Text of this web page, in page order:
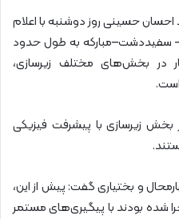
احسان حسینی روز دوشنبه با اعلام
سفیددشت–مبارکه به طول حدود
در بخش‌های مختلف زیرسازی،
حاضر ۲ پیمانکار بخش زیرسازی با پیشرفت فیزیکی
و بختیاری گفت: پیش از این،
شده بودند با پیگیری‌های مستمر